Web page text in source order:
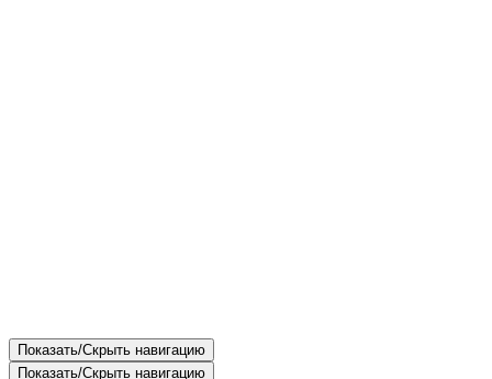
Показать/Скрыть навигацию
Показать/Скрыть навигацию